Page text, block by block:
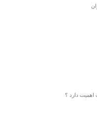
اهمیت دارد ؟